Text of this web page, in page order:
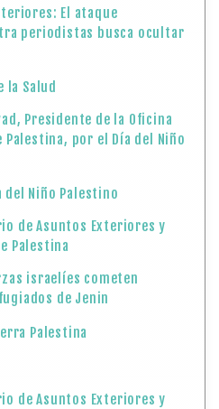
El ataque
periodistas busca ocultar
la Salud
Presidente de la Oficina
por el Día del Niño
del Niño Palestino
de Asuntos Exteriores y
Palestina
israelíes cometen
de Jenin
Palestina
de Asuntos Exteriores y